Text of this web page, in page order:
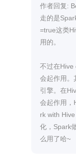
作者回复:
走的是
=true这类
用的。
不过在Hive
会起作用。
引擎。在
会起作用，
rk with
化，Spark
么用了哈~